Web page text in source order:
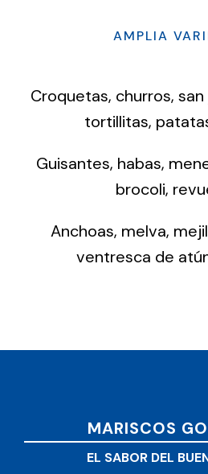
AMPLIA
Croquetas, churros,
tortillitas,
Guisantes, habas,
brocoli,
Anchoas, melva,
ventresca de
MARISCOS
EL SABOR DEL